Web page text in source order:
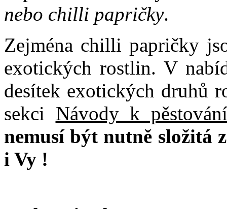
nebo chilli papričky.
Zejména chilli papričky
exotických rostlin. V
desítek exotických druhů
sekci Návody k
nemusí být nutně složitá
i Vy !